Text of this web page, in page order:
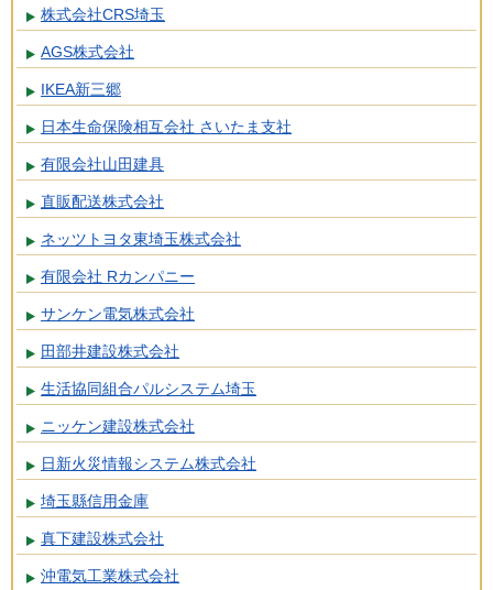
株式会社CRS埼玉
AGS株式会社
IKEA新三郷
日本生命保険相互会社 さいたま支社
有限会社山田建具
直販配送株式会社
ネッツトヨタ東埼玉株式会社
有限会社 Rカンパニー
サンケン電気株式会社
田部井建設株式会社
生活協同組合パルシステム埼玉
ニッケン建設株式会社
日新火災情報システム株式会社
埼玉縣信用金庫
真下建設株式会社
沖電気工業株式会社